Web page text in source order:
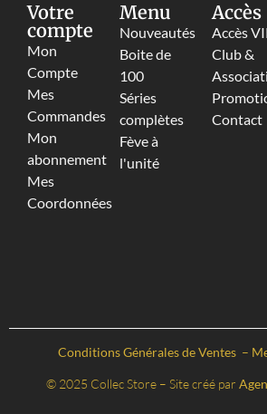
Votre
compte
Mon
Compte
Mes
Commandes
Mon
abonnement
Mes
Coordonnées
Menu
Nouveautés
Boite de
100
Séries
complètes
Fève à
l'unité
Accès
Accès
Club &
Contact
Conditions Générales de Ventes –
© 2025 Collec Store – Site créé par